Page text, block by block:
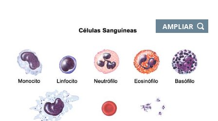
AMPLIAR-
ABRE
NUEVA